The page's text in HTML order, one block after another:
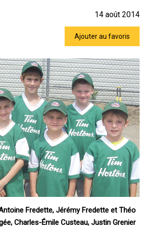
14 août 2014
Ajouter au favoris
Fredette, Jérémy Fredette et Théo
Charles-Émile Custeau, Justin Grenier